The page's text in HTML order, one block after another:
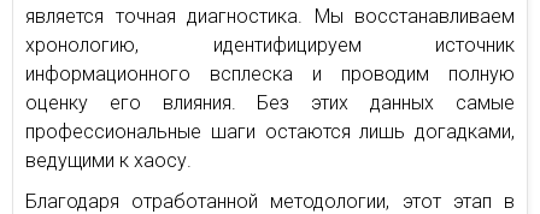
является точная диагностика. Мы восстанавливаем
хронологию, идентифицируем источник
информационного всплеска и проводим полную
оценку его влияния. Без этих данных самые
профессиональные шаги остаются лишь догадками,
ведущими к хаосу.
Благодаря отработанной методологии, этот этап в